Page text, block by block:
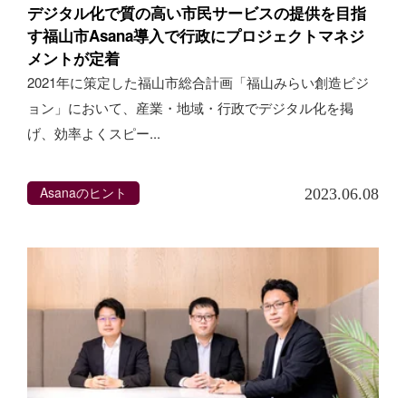
デジタル化で質の高い市民サービスの提供を目指
す福山市Asana導入で行政にプロジェクトマネジ
メントが定着
2021年に策定した福山市総合計画「福山みらい創造ビジ
ョン」において、産業・地域・行政でデジタル化を掲
げ、効率よくスピー...
Asanaのヒント 2023.06.08